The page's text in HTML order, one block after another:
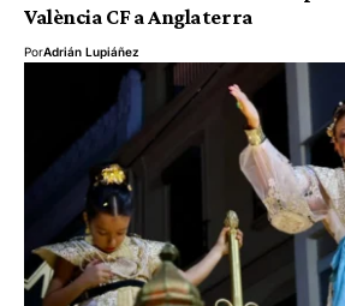
València CF a Anglaterra
PorAdrián Lupiáñez